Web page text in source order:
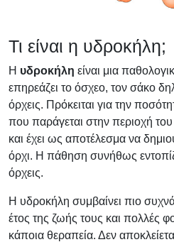
Τι είναι η υδροκήλη;
Η υδροκήλη είναι μια
επηρεάζει το όσχεο, τον σάκο
όρχεις. Πρόκειται για την
που παράγεται στην περιοχή
και έχει ως αποτέλεσμα να
όρχι. Η πάθηση συνήθως
όρχεις.
Η υδροκήλη συμβαίνει πιο
έτος της ζωής τους και πολλές
κάποια θεραπεία. Δεν